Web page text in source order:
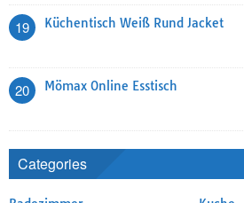
19 Küchentisch Weiß Rund Jacket
20 Mömax Online Esstisch
Categories